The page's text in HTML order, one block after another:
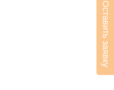
Оставить заявку